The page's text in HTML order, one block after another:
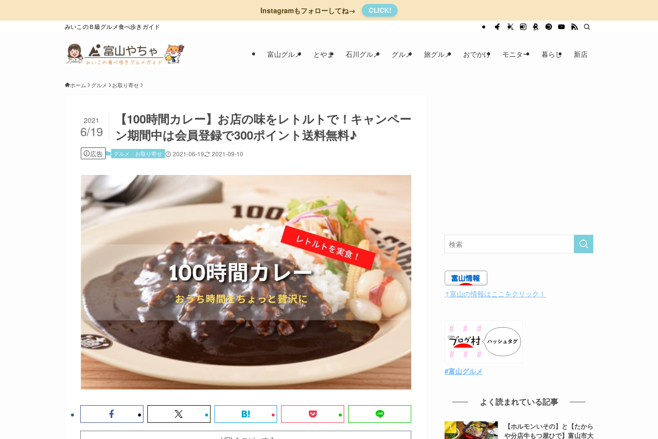
Instagramもフォローしてね→ CLICK!
みいこのＢ級グルメ食べ歩きガイド
富山グルメ とやま 石川グルメ グルメ 旅グルメ おでかけ モニター 暮らし 新店
ホーム グルメ お取り寄せ
【100時間カレー】お店の味をレトルトで！キャンペー
ン期間中は会員登録で300ポイント送料無料♪
2021
6/19
広告 グルメ お取り寄せ 2021-06-19 2021-09-10
↑富山の情報はここをクリック！
#富山グルメ
よく読まれている記事
【ホルモンいその】と【たから
や分店牛もつ屋ひで】富山市大